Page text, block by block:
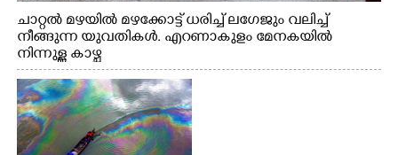
ചാറ്റൽ മഴയിൽ മഴക്കോട്ട് ധരിച്ച് ലഗേജും വലിച്ച്
നീങ്ങുന്ന യുവതികൾ. എറണാകുളം മേനകയിൽ
നിന്നുള്ള കാഴ്ച